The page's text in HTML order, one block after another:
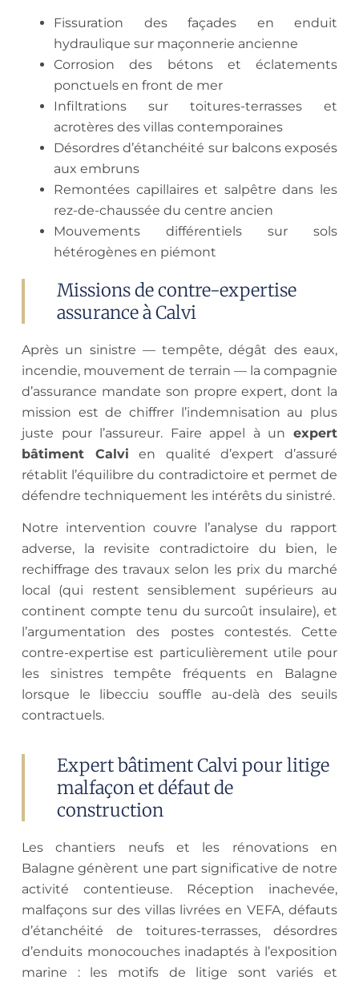
Fissuration des façades en enduit
hydraulique sur maçonnerie ancienne
Corrosion des bétons et éclatements
ponctuels en front de mer
Infiltrations sur toitures-terrasses et
acrotères des villas contemporaines
Désordres d’étanchéité sur balcons exposés
aux embruns
Remontées capillaires et salpêtre dans les
rez-de-chaussée du centre ancien
Mouvements différentiels sur sols
hétérogènes en piémont
Missions de contre-expertise
assurance à Calvi
Après un sinistre — tempête, dégât des eaux,
incendie, mouvement de terrain — la compagnie
d’assurance mandate son propre expert, dont la
mission est de chiffrer l’indemnisation au plus
juste pour l’assureur. Faire appel à un expert
bâtiment Calvi en qualité d’expert d’assuré
rétablit l’équilibre du contradictoire et permet de
défendre techniquement les intérêts du sinistré.
Notre intervention couvre l’analyse du rapport
adverse, la revisite contradictoire du bien, le
rechiffrage des travaux selon les prix du marché
local (qui restent sensiblement supérieurs au
continent compte tenu du surcoût insulaire), et
l’argumentation des postes contestés. Cette
contre-expertise est particulièrement utile pour
les sinistres tempête fréquents en Balagne
lorsque le libecciu souffle au-delà des seuils
contractuels.
Expert bâtiment Calvi pour litige
malfaçon et défaut de
construction
Les chantiers neufs et les rénovations en
Balagne génèrent une part significative de notre
activité contentieuse. Réception inachevée,
malfaçons sur des villas livrées en VEFA, défauts
d’étanchéité de toitures-terrasses, désordres
d’enduits monocouches inadaptés à l’exposition
marine : les motifs de litige sont variés et